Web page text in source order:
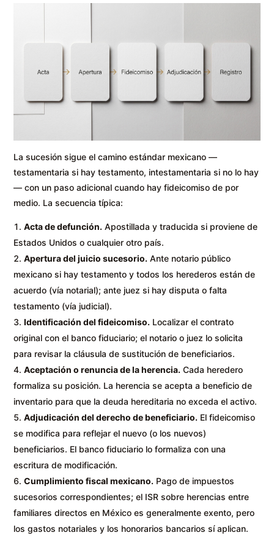
La sucesión sigue el camino estándar mexicano —
testamentaria si hay testamento, intestamentaria si no lo hay
— con un paso adicional cuando hay fideicomiso de por
medio. La secuencia típica:
Acta de defunción. Apostillada y traducida si proviene de
Estados Unidos o cualquier otro país.
Apertura del juicio sucesorio. Ante notario público
mexicano si hay testamento y todos los herederos están de
acuerdo (vía notarial); ante juez si hay disputa o falta
testamento (vía judicial).
Identificación del fideicomiso. Localizar el contrato
original con el banco fiduciario; el notario o juez lo solicita
para revisar la cláusula de sustitución de beneficiarios.
Aceptación o renuncia de la herencia. Cada heredero
formaliza su posición. La herencia se acepta a beneficio de
inventario para que la deuda hereditaria no exceda el activo.
Adjudicación del derecho de beneficiario. El fideicomiso
se modifica para reflejar el nuevo (o los nuevos)
beneficiarios. El banco fiduciario lo formaliza con una
escritura de modificación.
Cumplimiento fiscal mexicano. Pago de impuestos
sucesorios correspondientes; el ISR sobre herencias entre
familiares directos en México es generalmente exento, pero
los gastos notariales y los honorarios bancarios sí aplican.